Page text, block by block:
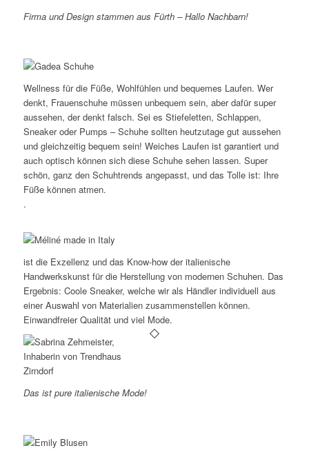
Firma und Design stammen aus Fürth – Hallo Nachbarn!
Wellness für die Füße, Wohlfühlen und bequemes Laufen. Wer
denkt, Frauenschuhe müssen unbequem sein, aber dafür super
aussehen, der denkt falsch. Sei es Stiefeletten, Schlappen,
Sneaker oder Pumps – Schuhe sollten heutzutage gut aussehen
und gleichzeitig bequem sein! Weiches Laufen ist garantiert und
auch optisch können sich diese Schuhe sehen lassen. Super
schön, ganz den Schuhtrends angepasst, und das Tolle ist: Ihre
Füße können atmen.
.
ist die Exzellenz und das Know-how der italienische
Handwerkskunst für die Herstellung von modernen Schuhen. Das
Ergebnis: Coole Sneaker, welche wir als Händler individuell aus
einer Auswahl von Materialien zusammenstellen können.
Einwandfreier Qualität und viel Mode.
Das ist pure italienische Mode!